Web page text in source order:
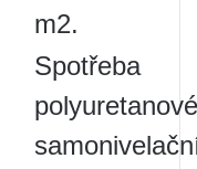
m2.
Spotřeba
polyuretanové